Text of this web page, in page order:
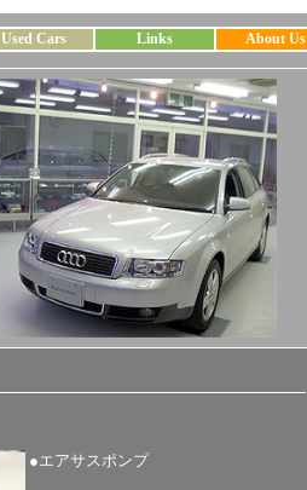
Used Cars Links About Us
●エアサスポンプ